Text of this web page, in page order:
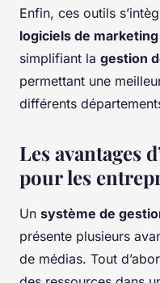
Enfin, ces outils
logiciels de marketing
simplifiant la gestion
permettant une
différents
Les avantages
pour les
Un système de
présente plusieurs
de médias. Tout